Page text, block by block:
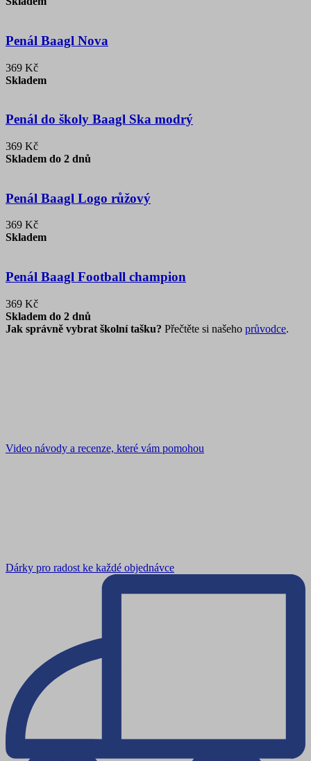
Penál Baagl Nova
369 Kč
Skladem
Penál do školy Baagl Ska modrý
369 Kč
Skladem do 2 dnů
Penál Baagl Logo růžový
369 Kč
Skladem
Penál Baagl Football champion
369 Kč
Skladem do 2 dnů
Jak správně vybrat školní tašku? Přečtěte si našeho průvodce.
Video návody a recenze, které vám pomohou
Dárky pro radost ke každé objednávce